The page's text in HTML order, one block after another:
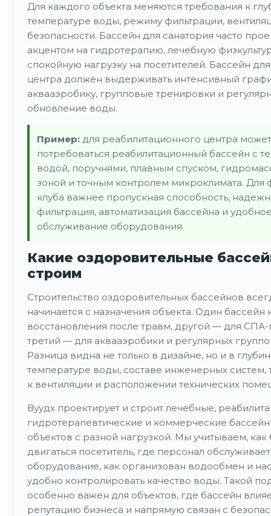
Для каждого объекта меняются требования к
температуре воды, режиму фильтрации,
безопасности. Бассейн для санатория часто
акцентом на гидротерапию, лечебную
спокойную нагрузку на посетителей. Бассейн
центра должен выдерживать интенсивный
аквааэробику, групповые тренировки и
обновление воды.
Пример: для реабилитационного центра может
потребоваться реабилитационный бассейн с
водой, поручнями, плавным спуском,
зоной и точным контролем микроклимата. Для
клуба важнее пропускная способность,
фильтрация, автоматизация бассейна и
обслуживание оборудования.
Какие оздоровительные
строим
Строительство оздоровительных бассейнов
начинается с назначения объекта. Один бассейн
восстановления после травм, другой — для
третий — для аквааэробики и регулярных
Разница видна не только в дизайне, но и в
температуре воды, составе инженерных систем,
к вентиляции и расположении технических
Вуудх проектирует и строит лечебные,
гидротерапевтические и коммерческие
объектов с разной нагрузкой. Мы учитываем, как
двигаться посетитель, где персонал обслуживает
оборудование, как организован водообмен и
удобно контролировать качество воды. Такой
особенно важен для объектов, где бассейн
репутацию бизнеса и напрямую связан с